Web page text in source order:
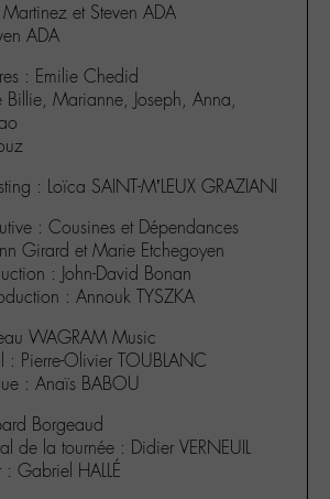
et Steven ADA
ADA
: Emilie Chedid
Marianne, Joseph, Anna,
: Loïca SAINT-M’LEUX GRAZIANI
: Cousines et Dépendances
Girard et Marie Etchegoyen
: John-David Bonan
: Annouk TYSZKA
WAGRAM Music
: Pierre-Olivier TOUBLANC
: Anaïs BABOU
Borgeaud
de la tournée : Didier VERNEUIL
Gabriel HALLÉ